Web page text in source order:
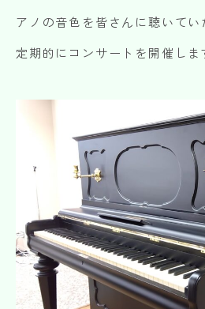
アノの音色を皆さんに聴いて
定期的にコンサートを開催しま